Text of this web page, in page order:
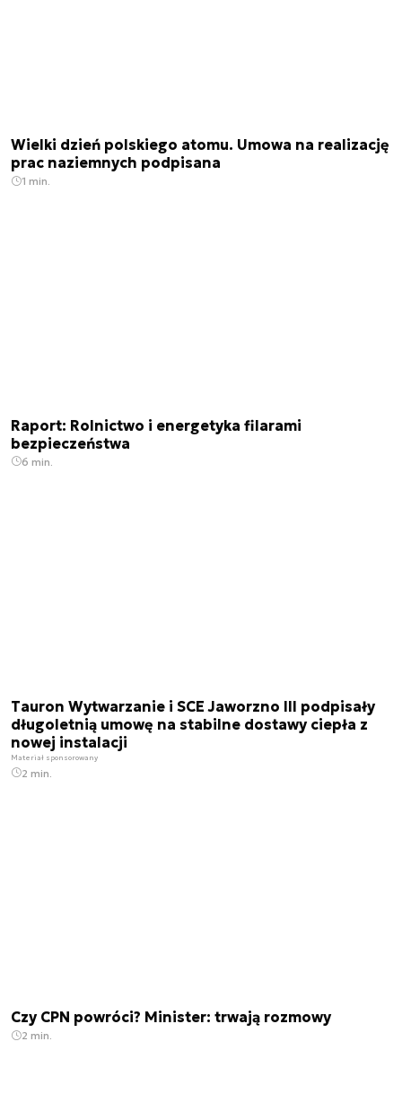
Wielki dzień polskiego atomu. Umowa na realizację
prac naziemnych podpisana
1 min.
Raport: Rolnictwo i energetyka filarami
bezpieczeństwa
6 min.
Tauron Wytwarzanie i SCE Jaworzno III podpisały
długoletnią umowę na stabilne dostawy ciepła z
nowej instalacji
Materiał sponsorowany
2 min.
Czy CPN powróci? Minister: trwają rozmowy
2 min.